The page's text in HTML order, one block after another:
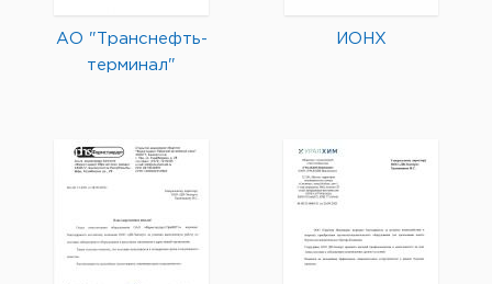
АО "Транснефть-
терминал"
ИОНХ